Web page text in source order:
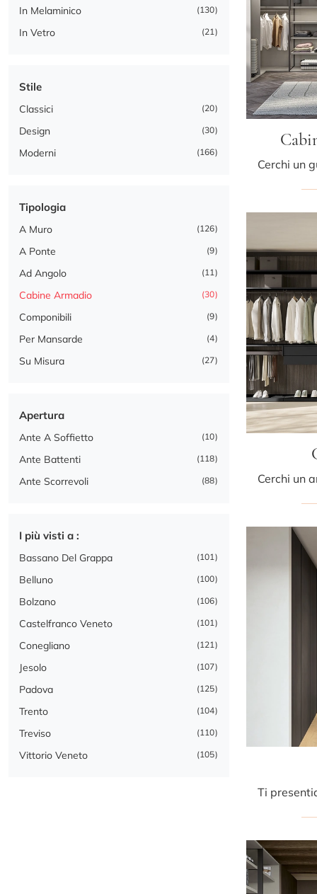
In Melaminico 130
In Vetro 21
Stile
Classici 20
Design 30
Moderni 166
Tipologia
A Muro 126
A Ponte 9
Ad Angolo 11
Cabine Armadio 30
Componibili 9
Per Mansarde 4
Su Misura 27
Apertura
Ante A Soffietto 10
Ante Battenti 118
Ante Scorrevoli 88
I più visti a :
Bassano Del Grappa 101
Belluno 100
Bolzano 106
Castelfranco Veneto 101
Conegliano 121
Jesolo 107
Padova 125
Trento 104
Treviso 110
Vittorio Veneto 105